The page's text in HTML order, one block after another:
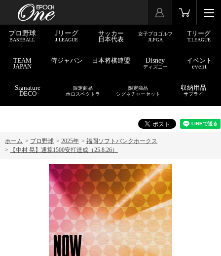
プロ野球
BASEBALL
Jリーグ
J.LEAGUE
サッカー
日本代表
女子プロゴルフ
JLPGA
Tリーグ
T.LEAGUE
TEAM
JAPAN
侍ジャパン 日本将棋連盟 Disney
ディズニー
イベント
event
Signature
DECO
限定商品
ホロスペクトラ
限定商品
シグネチャーセット
収納用品
サプライ
ホーム > プロ野球 > 2025年 > 福岡ソフトバンクホークス
>
【中村 晃】通算1500安打達成（25.8.26）